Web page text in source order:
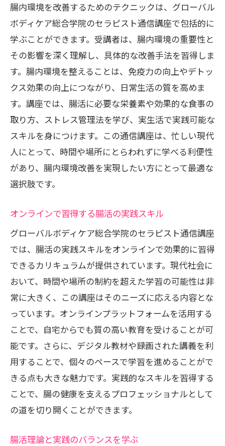
腸内環境を改善するためのテクニックは、グローバル
ボディケア総合学院のセラピスト通信講座で包括的に
学ぶことができます。受講者は、腸内環境の重要性と
その影響を深く理解し、具体的な改善手法を習得しま
す。腸内環境を整えることは、免疫力の向上やデトッ
クス効果の向上につながり、日常生活の質を高めま
す。講座では、腸活に必要な栄養素や効果的な食事の
取り方、ストレス管理法を学び、実生活で実践可能な
スキルを身につけます。この通信講座は、忙しい現代
人にとって、時間や場所にとらわれずに学べる利便性
があり、腸内環境改善を実現したい方にとって最適な
選択肢です。
オンラインで習得する腸活の実践スキル
グローバルボディケア総合学院のセラピスト通信講座
では、腸活の実践スキルをオンラインで効果的に習得
できるカリキュラムが提供されています。現代社会に
おいて、時間や場所の制約を超えた学習の可能性は非
常に大きく、この講座はそのニーズに応える内容とな
っています。オンラインプラットフォームを活用する
ことで、自宅からでも質の高い教育を受けることが可
能です。さらに、デジタル教材や録画された講義を利
用することで、個々のペースで学習を進めることがで
きる点も大きな魅力です。実践的なスキルを習得する
ことで、腸の健康を支えるプロフェッショナルとして
の道を切り開くことができます。
腸活理論と実践のバランスを学ぶ